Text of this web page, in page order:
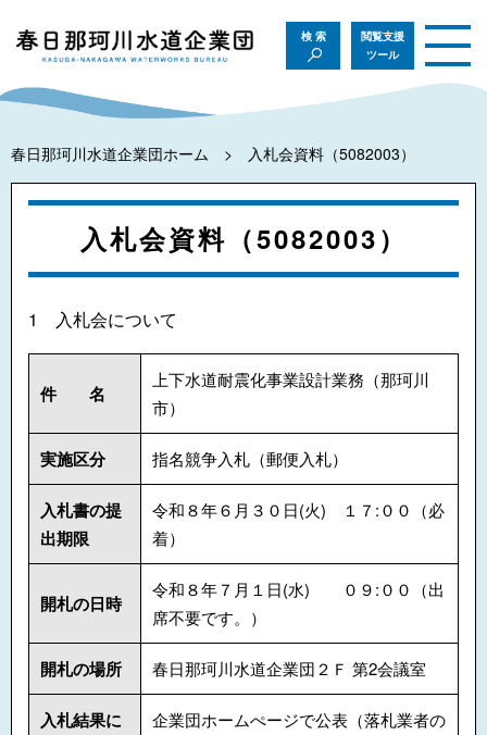
検索
閲覧支援
ツール
春日那珂川水道企業団ホーム 入札会資料（5082003）
入札会資料（5082003）
1 入札会について
件 名
上下水道耐震化事業設計業務（那珂川
市）
実施区分 指名競争入札（郵便入札）
入札書の提
出期限
令和８年６月３０日(火) １７:００（必
着）
開札の日時
令和８年７月１日(水) ０９:００（出
席不要です。）
開札の場所 春日那珂川水道企業団２Ｆ 第2会議室
入札結果に
企業団ホームぺージで公表（落札業者の